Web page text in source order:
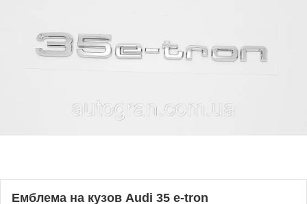
Емблема на кузов Audi 35 e-tron